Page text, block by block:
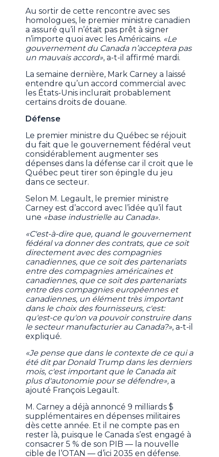
Au sortir de cette rencontre avec ses
homologues, le premier ministre canadien
a assuré qu’il n’était pas prêt à signer
n’importe quoi avec les Américains. «Le
gouvernement du Canada n’acceptera pas
un mauvais accord», a-t-il affirmé mardi.
La semaine dernière, Mark Carney a laissé
entendre qu’un accord commercial avec
les États-Unis inclurait probablement
certains droits de douane.
Défense
Le premier ministre du Québec se réjouit
du fait que le gouvernement fédéral veut
considérablement augmenter ses
dépenses dans la défense car il croit que le
Québec peut tirer son épingle du jeu
dans ce secteur.
Selon M. Legault, le premier ministre
Carney est d’accord avec l’idée qu’il faut
une «base industrielle au Canada».
«C'est-à-dire que, quand le gouvernement
fédéral va donner des contrats, que ce soit
directement avec des compagnies
canadiennes, que ce soit des partenariats
entre des compagnies américaines et
canadiennes, que ce soit des partenariats
entre des compagnies européennes et
canadiennes, un élément très important
dans le choix des fournisseurs, c'est:
qu'est-ce qu'on va pouvoir construire dans
le secteur manufacturier au Canada?», a-t-il
expliqué.
«Je pense que dans le contexte de ce qui a
été dit par Donald Trump dans les derniers
mois, c'est important que le Canada ait
plus d'autonomie pour se défendre», a
ajouté François Legault.
M. Carney a déjà annoncé 9 milliards $
supplémentaires en dépenses militaires
dès cette année. Et il ne compte pas en
rester là, puisque le Canada s’est engagé à
consacrer 5 % de son PIB — la nouvelle
cible de l’OTAN — d’ici 2035 en défense.